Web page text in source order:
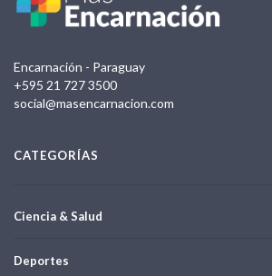
Encarnación - Paraguay
+595 21 727 3500
social@masencarnacion.com
CATEGORÍAS
Ciencia & Salud
Deportes